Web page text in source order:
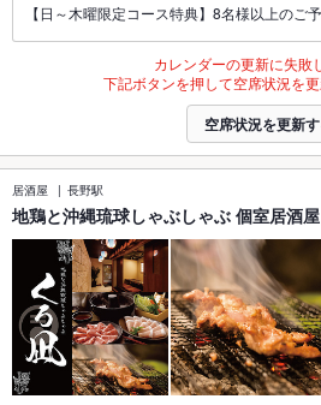
【日～木曜限定コース特典】8名様以上のご
カレンダーの更新に失敗
下記ボタンを押して空席状況を更
空席状況を更新
居酒屋 長野駅
地鶏と沖縄琉球しゃぶしゃぶ 個室居酒